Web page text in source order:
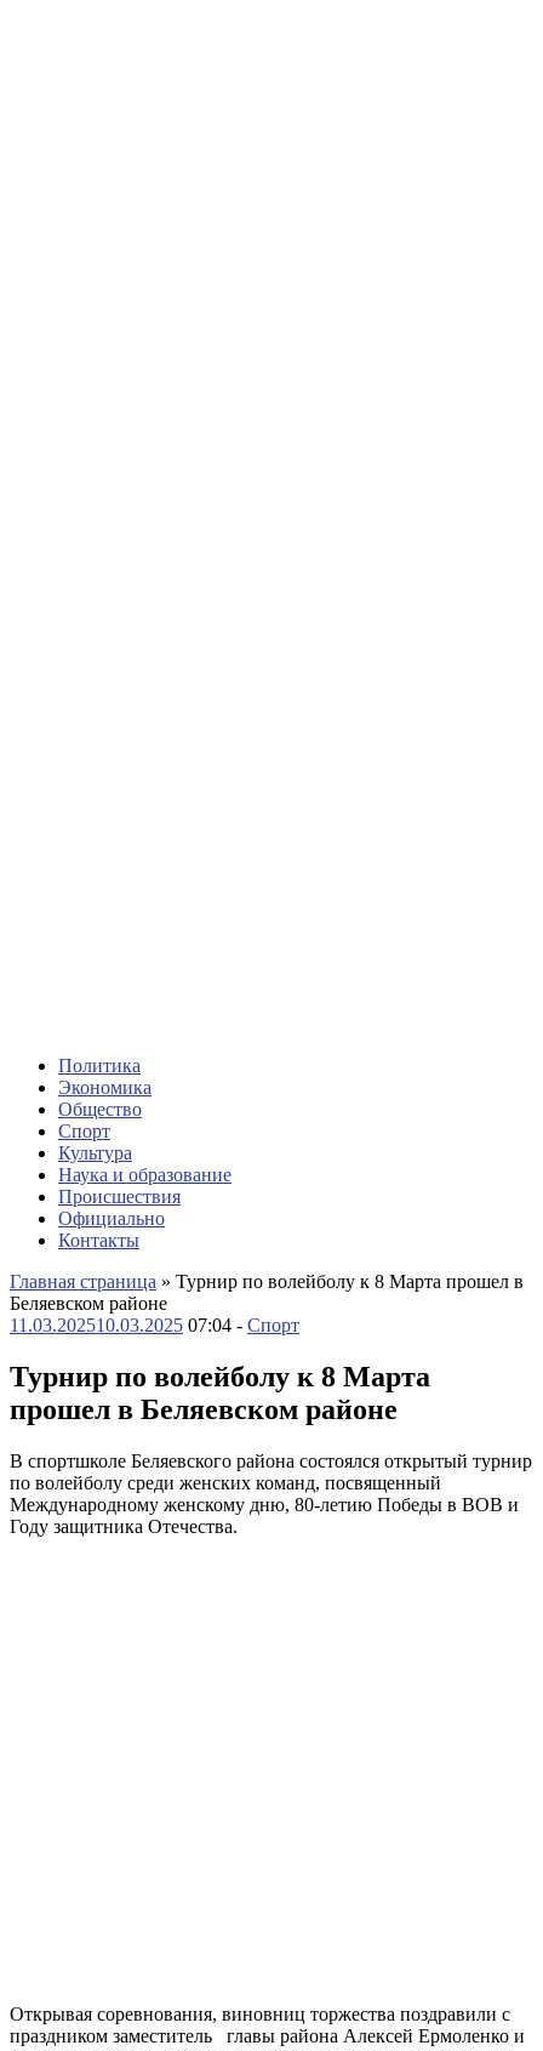
Политика
Экономика
Общество
Спорт
Культура
Наука и образование
Происшествия
Официально
Контакты
Главная страница » Турнир по волейболу к 8 Марта прошел в
Беляевском районе
11.03.202510.03.2025 07:04 - Спорт
Турнир по волейболу к 8 Марта
прошел в Беляевском районе
В спортшколе Беляевского района состоялся открытый турнир
по волейболу среди женских команд, посвященный
Международному женскому дню, 80-летию Победы в ВОВ и
Году защитника Отечества.
Открывая соревнования, виновниц торжества поздравили с
праздником заместитель главы района Алексей Ермоленко и